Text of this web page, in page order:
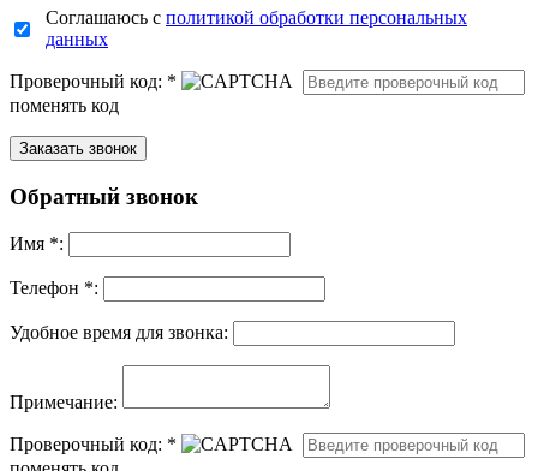
Соглашаюсь с политикой обработки персональных
данных
Проверочный код: *
поменять код
Обратный звонок
Имя *:
Телефон *:
Удобное время для звонка:
Примечание:
Проверочный код: *